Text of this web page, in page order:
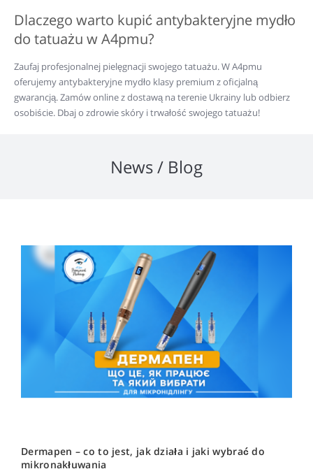
Dlaczego warto kupić antybakteryjne mydło
do tatuażu w A4pmu?
Zaufaj profesjonalnej pielęgnacji swojego tatuażu. W A4pmu
oferujemy antybakteryjne mydło klasy premium z oficjalną
gwarancją. Zamów online z dostawą na terenie Ukrainy lub odbierz
osobiście. Dbaj o zdrowie skóry i trwałość swojego tatuażu!
News / Blog
Dermapen – co to jest, jak działa i jaki wybrać do
mikronakłuwania